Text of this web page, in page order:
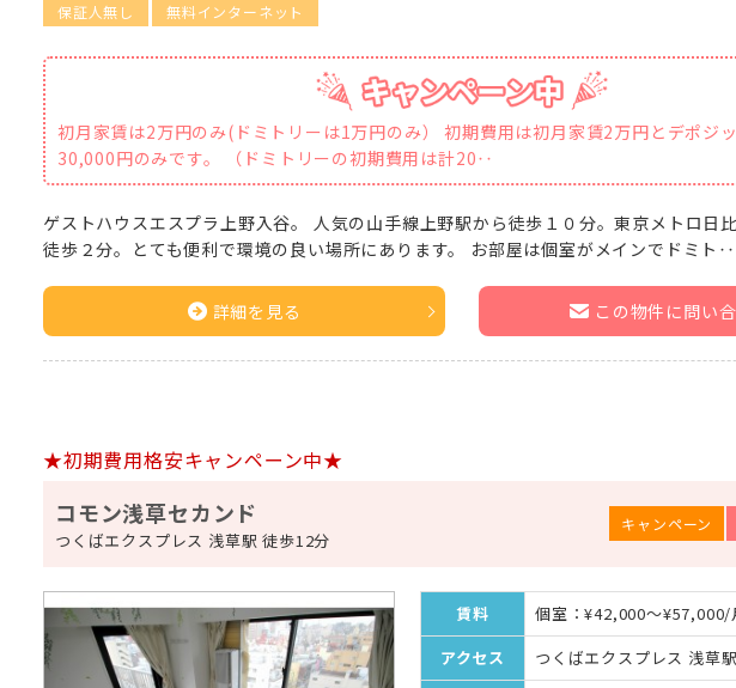
保証人無し
無料インターネット
初月家賃は2万円のみ(ドミトリーは1万円のみ） 初期費用は初月家賃2万円とデポジ
30,000円のみです。 （ドミトリーの初期費用は計20‥
ゲストハウスエスプラ上野入谷。 人気の山手線上野駅から徒歩１０分。東京メトロ日
徒歩２分。とても便利で環境の良い場所にあります。 お部屋は個室がメインでドミト‥
詳細を見る この物件に問い
★初期費用格安キャンペーン中★
コモン浅草セカンド
つくばエクスプレス 浅草駅 徒歩12分
キャンペーン
賃料
個室：¥42,000～¥57,000/
アクセス
つくばエクスプレス 浅草